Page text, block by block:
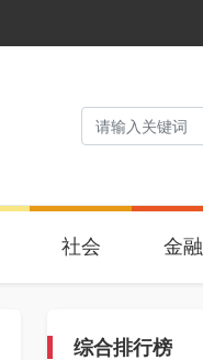
社会 金融
综合排行榜